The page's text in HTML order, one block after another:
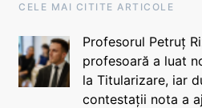
CELE MAI CITITE ARTICOLE
Profesorul Petruț
profesoară a luat
la Titularizare, iar
contestații nota a